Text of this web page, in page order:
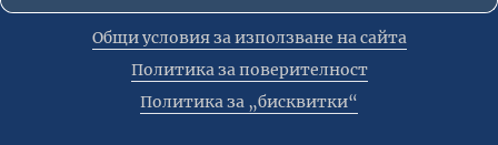
Общи условия за използване на сайта
Политика за поверителност
Политика за „бисквитки“